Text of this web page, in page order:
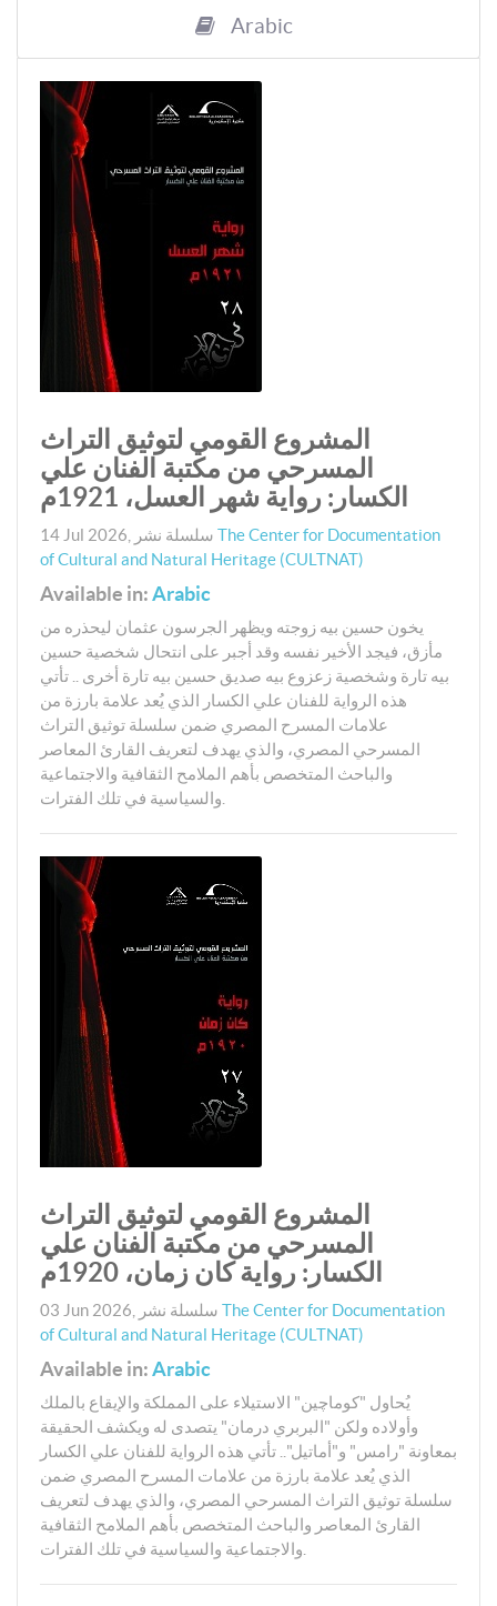
Arabic
المشروع القومي لتوثيق التراث
المسرحي من مكتبة الفنان علي
الكسار: رواية شهر العسل، 1921م
14 Jul 2026 سلسلة نشر The Center for Documentation
of Cultural and Natural Heritage (CULTNAT)
Available in:Arabic
يخون حسين بيه زوجته ويظهر الجرسون عثمان ليحذره من
مأزق، فيجد الأخير نفسه وقد أجبر على انتحال شخصية حسين
بيه تارة وشخصية زعزوع بيه صديق حسين بيه تارة أخرى .. تأتي
هذه الرواية للفنان علي الكسار الذي يُعد علامة بارزة من
علامات المسرح المصري ضمن سلسلة توثيق التراث
المسرحي المصري، والذي يهدف لتعريف القارئ المعاصر
والباحث المتخصص بأهم الملامح الثقافية والاجتماعية
المشروع القومي لتوثيق التراث
المسرحي من مكتبة الفنان علي
الكسار: رواية كان زمان، 1920م
03 Jun 2026 سلسلة نشر The Center for Documentation
of Cultural and Natural Heritage (CULTNAT)
Available in:Arabic
يُحاول "كوماچين" الاستيلاء على المملكة والإيقاع بالملك
وأولاده ولكن "البربري درمان" يتصدى له ويكشف الحقيقة
بمعاونة "رامس" و"أماتيل".. تأتي هذه الرواية للفنان علي الكسار
الذي يُعد علامة بارزة من علامات المسرح المصري ضمن
سلسلة توثيق التراث المسرحي المصري، والذي يهدف لتعريف
القارئ المعاصر والباحث المتخصص بأهم الملامح الثقافية